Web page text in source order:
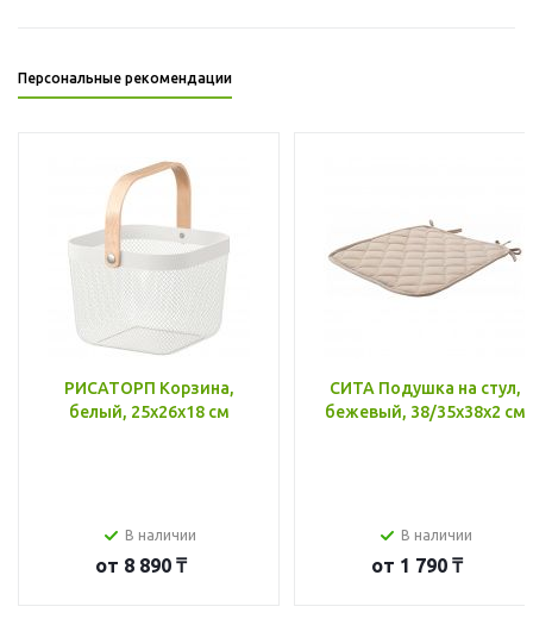
Персональные рекомендации
РИСАТОРП Корзина,
белый, 25x26x18 см
В наличии
от 8 890 ₸
СИТА Подушка на стул,
бежевый, 38/35x38x2 см
В наличии
от 1 790 ₸